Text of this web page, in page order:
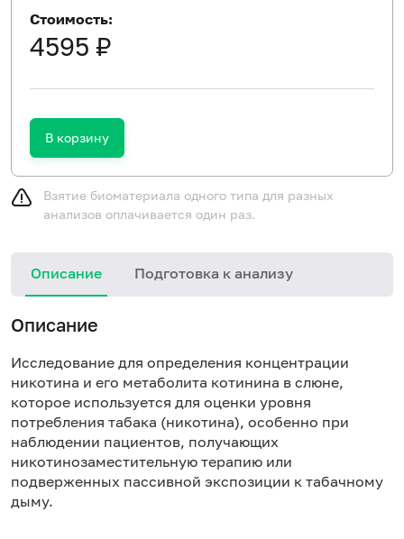
Стоимость:
4595 ₽
В корзину
Взятие биоматериала одного типа для разных
анализов оплачивается один раз.
Описание Подготовка к анализу
Описание
Исследование для определения концентрации
никотина и его метаболита котинина в слюне,
которое используется для оценки уровня
потребления табака (никотина), особенно при
наблюдении пациентов, получающих
никотинозаместительную терапию или
подверженных пассивной экспозиции к табачному
дыму.